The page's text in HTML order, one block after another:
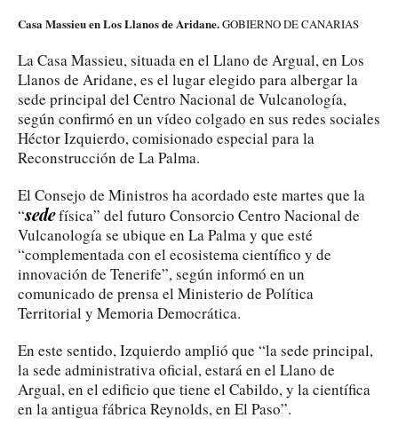
Casa Massieu en Los Llanos de Aridane.GOBIERNO DE CANARIAS
La Casa Massieu, situada en el Llano de Argual, en Los
Llanos de Aridane, es el lugar elegido para albergar la
sede principal del Centro Nacional de Vulcanología,
según confirmó en un vídeo colgado en sus redes sociales
Héctor Izquierdo, comisionado especial para la
Reconstrucción de La Palma.
El Consejo de Ministros ha acordado este martes que la
“sedefísica” del futuro Consorcio Centro Nacional de
Vulcanología se ubique en La Palma y que esté
“complementada con el ecosistema científico y de
innovación de Tenerife”, según informó en un
comunicado de prensa el Ministerio de Política
Territorial y Memoria Democrática.
En este sentido, Izquierdo amplió que “la sede principal,
la sede administrativa oficial, estará en el Llano de
Argual, en el edificio que tiene el Cabildo, y la científica
en la antigua fábrica Reynolds, en El Paso”.